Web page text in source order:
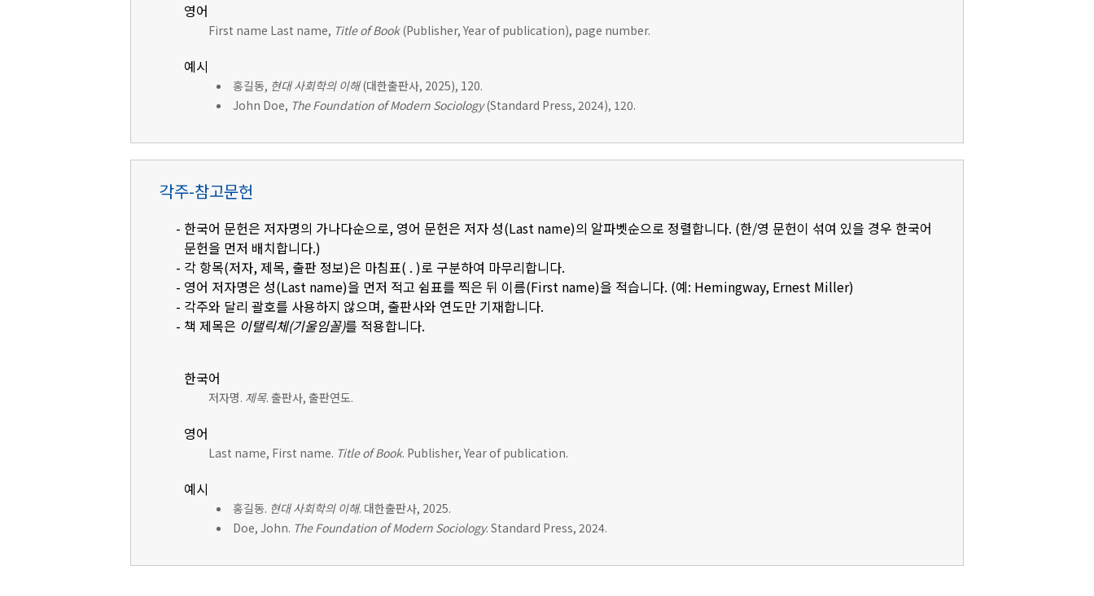
영어
First name Last name, Title of Book(Publisher, Year of publication), page number.
예시
홍길동, 현대 사회학의 이해(대한출판사, 2025), 120.
John Doe, The Foundation of Modern Sociology(Standard Press, 2024), 120.
각주-참고문헌
- 한국어 문헌은 저자명의 가나다순으로, 영어 문헌은 저자 성(Last name)의 알파벳순으로 정렬합니다. (한/영 문헌이 섞여 있을 경우 한국어
문헌을 먼저 배치합니다.)
- 각 항목(저자, 제목, 출판 정보)은 마침표( . )로 구분하여 마무리합니다.
- 영어 저자명은 성(Last name)을 먼저 적고 쉼표를 찍은 뒤 이름(First name)을 적습니다. (예: Hemingway, Ernest Miller)
- 각주와 달리 괄호를 사용하지 않으며, 출판사와 연도만 기재합니다.
- 책 제목은 이탤릭체(기울임꼴)를 적용합니다.
한국어
저자명. 제목. 출판사, 출판연도.
영어
Last name, First name. Title of Book. Publisher, Year of publication.
예시
홍길동. 현대 사회학의 이해. 대한출판사, 2025.
Doe, John. The Foundation of Modern Sociology. Standard Press, 2024.